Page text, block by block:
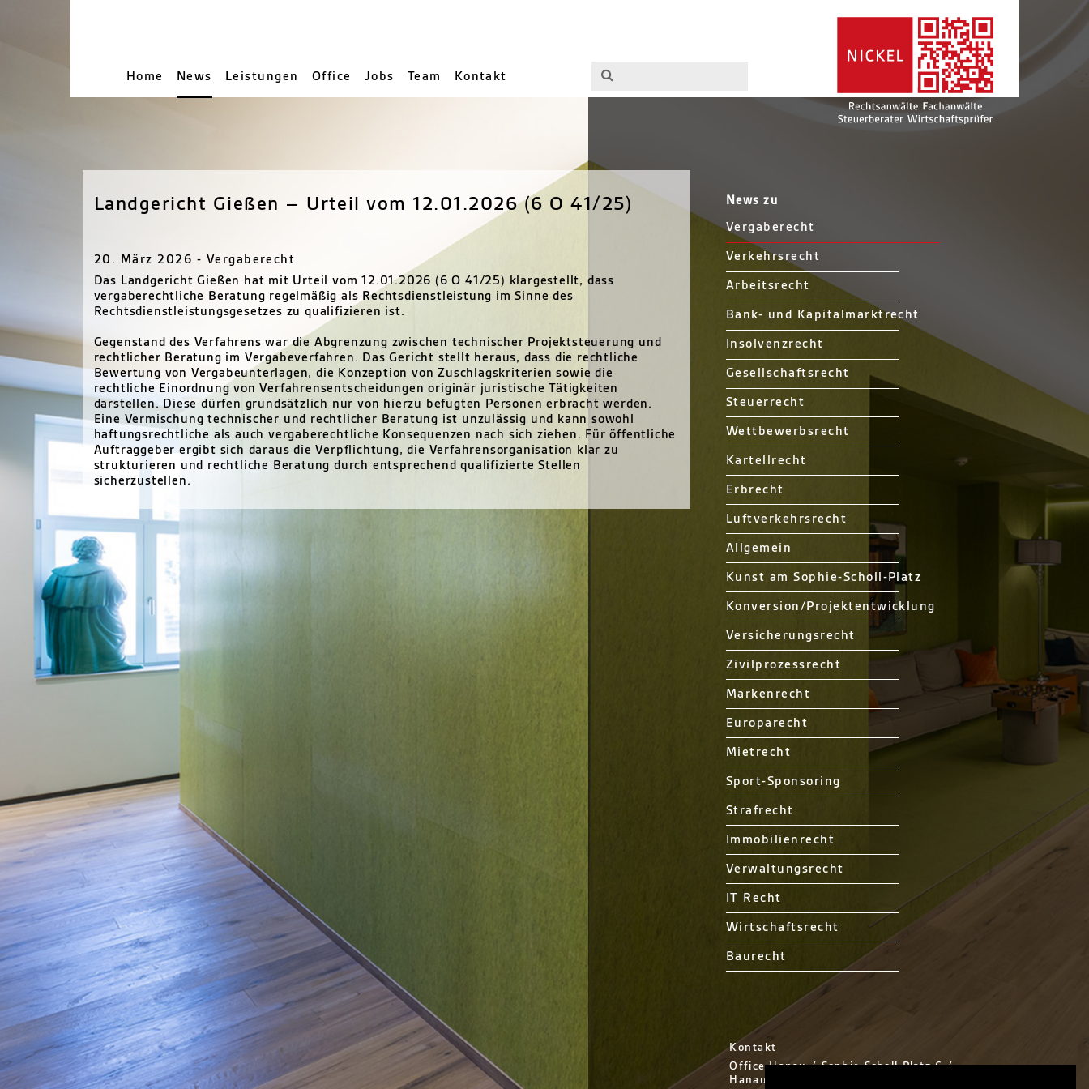
Home News Leistungen Office Jobs Team Kontakt
Landgericht Gießen – Urteil vom 12.01.2026 (6 O 41/25)
20. März 2026 - Vergaberecht
Das Landgericht Gießen hat mit Urteil vom 12.01.2026 (6 O 41/25) klargestellt, dass
vergaberechtliche Beratung regelmäßig als Rechtsdienstleistung im Sinne des
Rechtsdienstleistungsgesetzes zu qualifizieren ist.
Gegenstand des Verfahrens war die Abgrenzung zwischen technischer Projektsteuerung und
rechtlicher Beratung im Vergabeverfahren. Das Gericht stellt heraus, dass die rechtliche
Bewertung von Vergabeunterlagen, die Konzeption von Zuschlagskriterien sowie die
rechtliche Einordnung von Verfahrensentscheidungen originär juristische Tätigkeiten
darstellen. Diese dürfen grundsätzlich nur von hierzu befugten Personen erbracht werden.
Eine Vermischung technischer und rechtlicher Beratung ist unzulässig und kann sowohl
haftungsrechtliche als auch vergaberechtliche Konsequenzen nach sich ziehen. Für öffentliche
Auftraggeber ergibt sich daraus die Verpflichtung, die Verfahrensorganisation klar zu
strukturieren und rechtliche Beratung durch entsprechend qualifizierte Stellen
sicherzustellen.
News zu
Vergaberecht
Verkehrsrecht
Arbeitsrecht
Bank- und Kapitalmarktrecht
Insolvenzrecht
Gesellschaftsrecht
Steuerrecht
Wettbewerbsrecht
Kartellrecht
Erbrecht
Luftverkehrsrecht
Allgemein
Kunst am Sophie-Scholl-Platz
Konversion/Projektentwicklung
Versicherungsrecht
Zivilprozessrecht
Markenrecht
Europarecht
Mietrecht
Sport-Sponsoring
Strafrecht
Immobilienrecht
Verwaltungsrecht
IT Recht
Wirtschaftsrecht
Baurecht
Kontakt
Office Hanau / Sophie Scholl Platz 6 /
Hanau